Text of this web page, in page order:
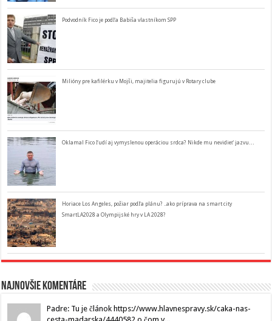
Podvodník Fico je podľa Babiša vlastníkom SPP
Milióny pre kafilérku v Mojši, majitelia figurujú v Rotary clube
Oklamal Fico ľudí aj vymyslenou operáciou srdca? Nikde mu nevidieť jazvu…
Horiace Los Angeles, požiar podľa plánu? ..ako príprava na smart city
SmartLA2028 a Olympijské hry v LA 2028?
Najnovšie komentáre
Padre: Tu je článok https://www.hlavnespravy.sk/caka-nas-